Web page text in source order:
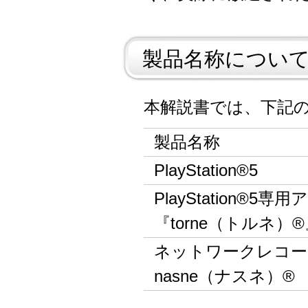
製品名称につい
本解説書では、下記
製品名称
PlayStation®5
PlayStation®5専用
『torne（トルネ）
ネットワークレコ
nasne（ナスネ）®